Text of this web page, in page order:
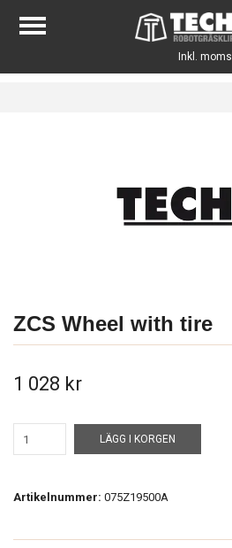
Inkl. moms
ZCS Wheel with tire
1 028 kr
LÄGG I KORGEN
Artikelnummer: 075Z19500A